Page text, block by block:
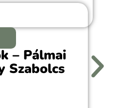
– Pálmai
Szabolcs